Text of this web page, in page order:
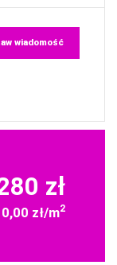
wiadomość
zł
0,00 zł/m2